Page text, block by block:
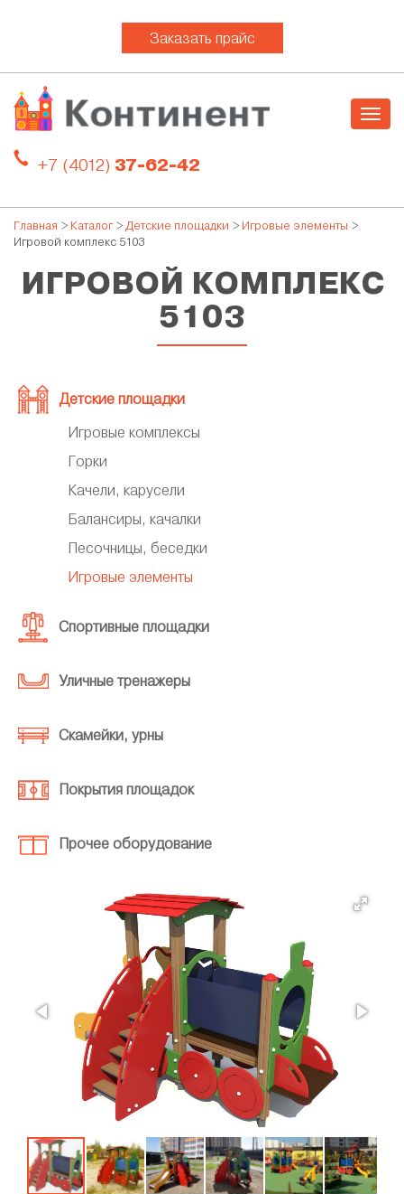
Заказать прайс
+7 (4012) 37-62-42
Главная > Каталог> Детские площадки > Игровые элементы >
Игровой комплекс 5103
ИГРОВОЙ КОМПЛЕКС
5103
Детские площадки
Игровые комплексы
Горки
Качели, карусели
Балансиры, качалки
Песочницы, беседки
Игровые элементы
Спортивные площадки
Уличные тренажеры
Скамейки, урны
Покрытия площадок
Прочее оборудование